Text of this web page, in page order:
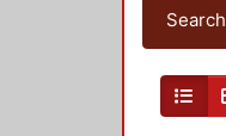
Search